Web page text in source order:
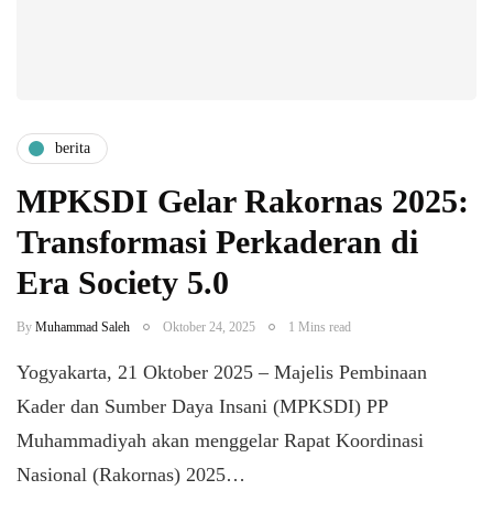
berita
MPKSDI Gelar Rakornas 2025:
Transformasi Perkaderan di
Era Society 5.0
By Muhammad Saleh Oktober 24, 2025 1 Mins read
Yogyakarta, 21 Oktober 2025 – Majelis Pembinaan
Kader dan Sumber Daya Insani (MPKSDI) PP
Muhammadiyah akan menggelar Rapat Koordinasi
Nasional (Rakornas) 2025…